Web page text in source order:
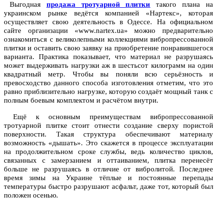
Выгодная продажа тротуарной плитки такого плана на
украинском рынке ведётся компанией «Нартекс», которая
осуществляет свою деятельность в Одессе. На официальном
сайте организации «www.nartex.ua» можно предварительно
ознакомиться с великолепными коллекциями вибропрессованной
плитки и оставить свою заявку на приобретение понравившегося
варианта. Практика показывает, что материал не разрушаясь
может выдерживать нагрузки аж в шестьсот килограмм на один
квадратный метр. Чтобы вы поняли всю серьёзность и
превосходство данного способа изготовления отметим, что это
равно приблизительно нагрузке, которую создаёт мощный танк с
полным боевым комплектом и расчётом внутри.
Ещё к основным преимуществам вибропрессованной
тротуарной плитке стоит отнести создание сверху пористой
поверхности. Такая структура обеспечивают материалу
возможность «дышать». Это скажется в процессе эксплуатации
на продолжительном сроке службы, ведь количество циклов,
связанных с замерзанием и оттаиванием, плитка перенесёт
больше не разрушаясь в отличие от вибролитой. Последнее
время зимы на Украине тёплые и постоянные перепады
температуры быстро разрушают асфальт, даже тот, который был
положен осенью.